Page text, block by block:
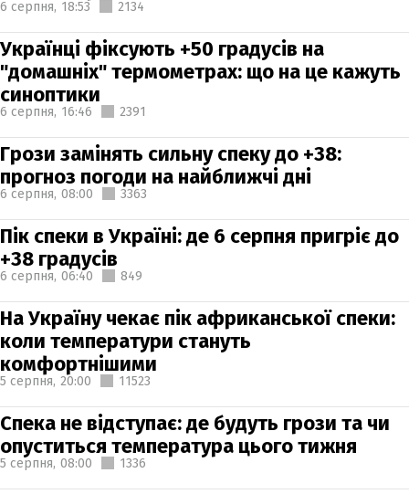
6 серпня, 18:53 2134
Українці фіксують +50 градусів на
"домашніх" термометрах: що на це кажуть
синоптики
6 серпня, 16:46 2391
Грози замінять сильну спеку до +38:
прогноз погоди на найближчі дні
6 серпня, 08:00 3363
Пік спеки в Україні: де 6 серпня пригріє до
+38 градусів
6 серпня, 06:40 849
На Україну чекає пік африканської спеки:
коли температури стануть
комфортнішими
5 серпня, 20:00 11523
Спека не відступає: де будуть грози та чи
опуститься температура цього тижня
5 серпня, 08:00 1336